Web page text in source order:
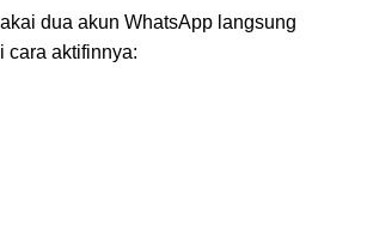
dua akun WhatsApp langsung
cara aktifinnya: